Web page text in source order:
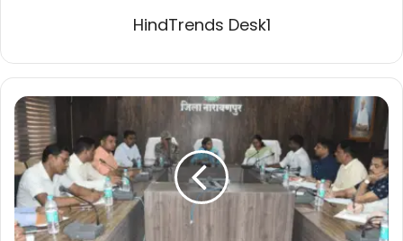
HindTrends Desk1
नारायणपुर
की
शानदार
उपलब्धि,
नीति
आयोग
ने
दिया